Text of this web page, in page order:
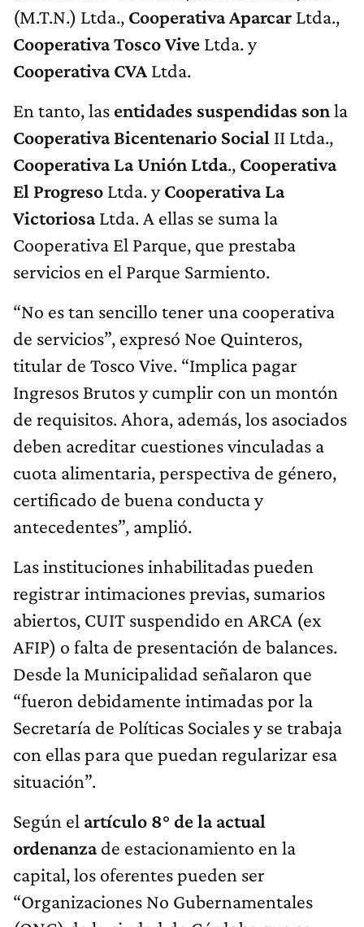
(M.T.N.) Ltda., Cooperativa Aparcar Ltda.,
Cooperativa Tosco Vive Ltda. y
Cooperativa CVA Ltda.
En tanto, las entidades suspendidas sonla
Cooperativa Bicentenario Social II Ltda.,
Cooperativa La Unión Ltda., Cooperativa
El Progreso Ltda. yCooperativa La
VictoriosaLtda. A ellas se suma la
Cooperativa El Parque, que prestaba
servicios en el Parque Sarmiento.
“No es tan sencillo tener una cooperativa
de servicios”, expresó Noe Quinteros,
titular de Tosco Vive. “Implica pagar
Ingresos Brutos y cumplir con un montón
de requisitos. Ahora, además, los asociados
deben acreditar cuestiones vinculadas a
cuota alimentaria, perspectiva de género,
certificado de buena conducta y
antecedentes”, amplió.
Las instituciones inhabilitadas pueden
registrar intimaciones previas, sumarios
abiertos, CUIT suspendido en ARCA (ex
AFIP) o falta de presentación de balances.
Desde la Municipalidad señalaron que
“fueron debidamente intimadas por la
Secretaría de Políticas Sociales y se trabaja
con ellas para que puedan regularizar esa
situación”.
Según el artículo 8° de la actual
ordenanzade estacionamiento en la
capital, los oferentes pueden ser
“Organizaciones No Gubernamentales